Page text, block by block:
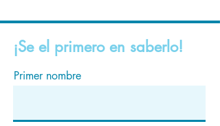
¡Se el primero en saberlo!
Primer nombre